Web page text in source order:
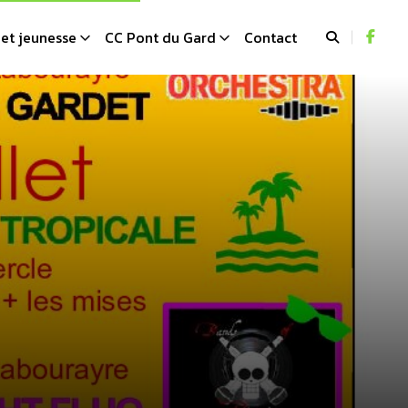
jeunesse CC Pont du Gard Contact